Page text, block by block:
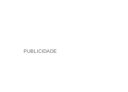
PUBLICIDADE